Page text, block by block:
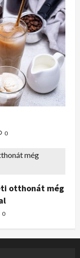
0
otthonát még
0